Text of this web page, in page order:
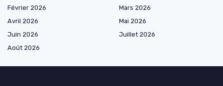
Février 2026
Mars 2026
Avril 2026
Mai 2026
Juin 2026
Juillet 2026
Août 2026